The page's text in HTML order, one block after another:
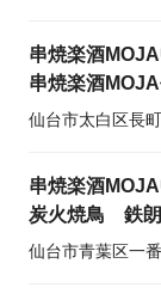
串焼楽酒
串焼楽酒
仙台市太白区長
串焼楽酒
炭火焼鳥 鉄朗
仙台市青葉区一